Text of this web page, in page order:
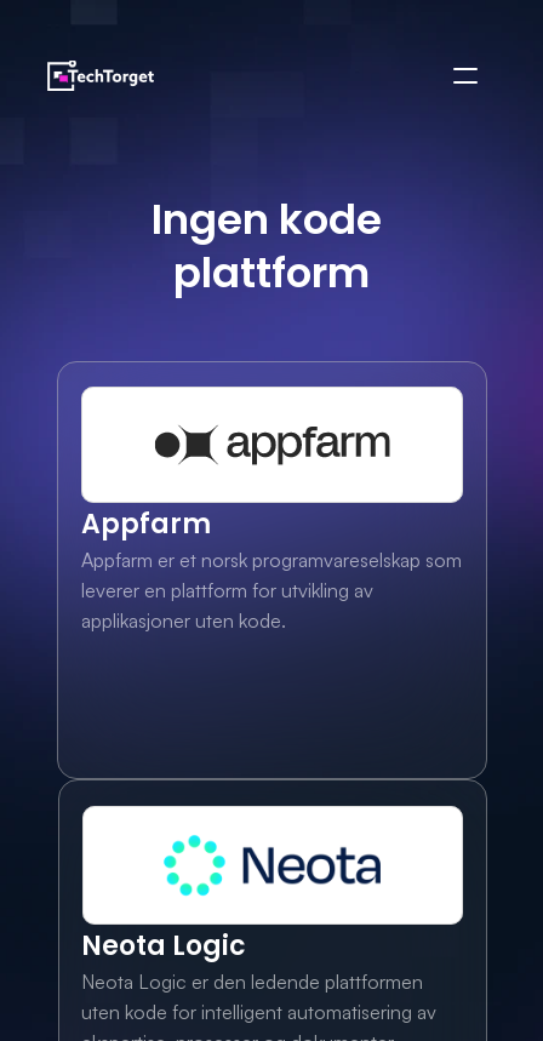
Ingen kode
plattform
Appfarm
Appfarm er et norsk programvareselskap som
leverer en plattform for utvikling av
applikasjoner uten kode.
Neota Logic
Neota Logic er den ledende plattformen
uten kode for intelligent automatisering av